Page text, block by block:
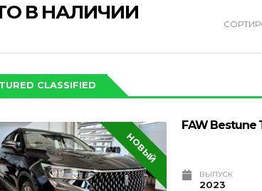
В НАЛИЧИИ
CLASSIFIED
НОВЫЙ
FAW Bestune
ВЫПУСК
2023